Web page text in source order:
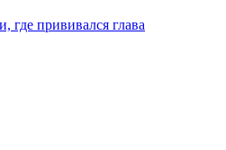
где прививался глава